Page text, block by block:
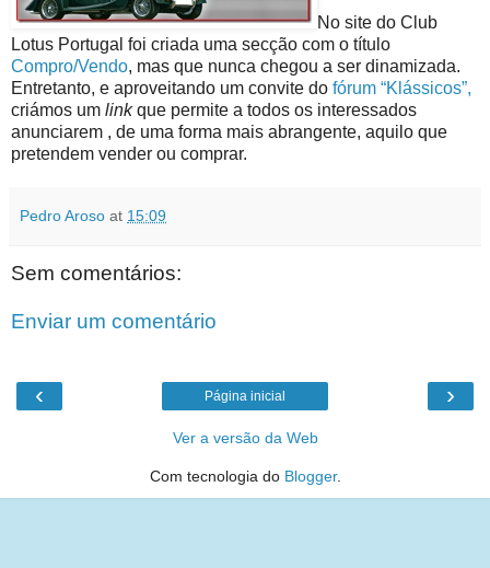
No site do Club
Lotus Portugal foi criada uma secção com o título
Compro/Vendo, mas que nunca chegou a ser dinamizada.
Entretanto, e aproveitando um convite do fórum “Klássicos”,
criámos um linkque permite a todos os interessados
anunciarem , de uma forma mais abrangente, aquilo que
pretendem vender ou comprar.
Pedro Aroso at 15:09
Sem comentários:
Enviar um comentário
‹ ›
Página inicial
Ver a versão da Web
Com tecnologia do Blogger.